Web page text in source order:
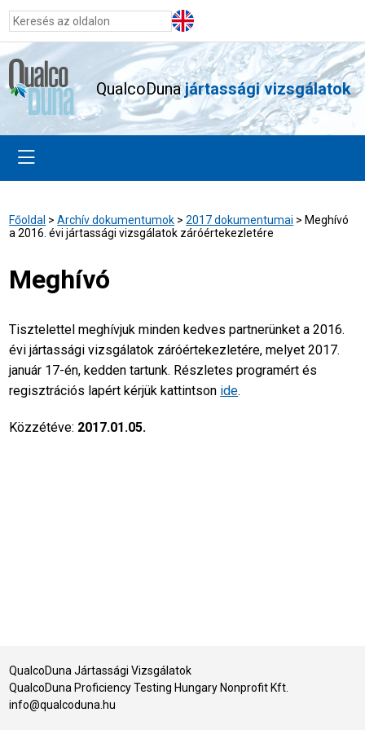
QualcoDunajártassági vizsgálatok
Főoldal > Archív dokumentumok > 2017 dokumentumai > Meghívó
a 2016. évi jártassági vizsgálatok záróértekezletére
Meghívó
Tisztelettel meghívjuk minden kedves partnerünket a 2016.
évi jártassági vizsgálatok záróértekezletére, melyet 2017.
január 17-én, kedden tartunk. Részletes programért és
regisztrációs lapért kérjük kattintson ide.
Közzétéve: 2017.01.05.
QualcoDuna Jártassági Vizsgálatok
QualcoDuna Proficiency Testing Hungary Nonprofit Kft.
info@qualcoduna.hu